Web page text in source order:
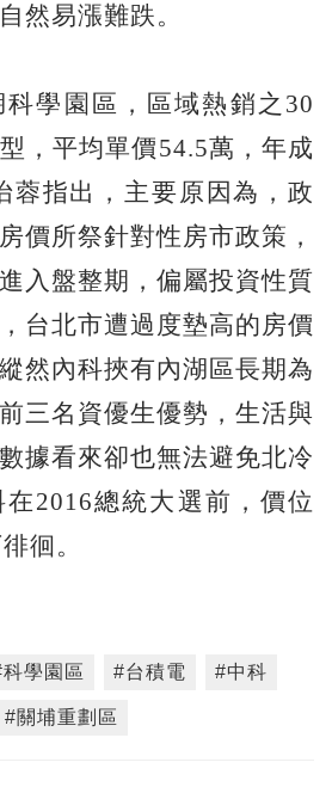
然易漲難跌。
科學園區，區域熱銷之30
，平均單價54.5萬，年成
蓉指出，主要原因為，政
價所祭針對性房市政策，
入盤整期，偏屬投資性質
台北市遭過度墊高的房價
然內科挾有內湖區長期為
三名資優生優勢，生活與
據看來卻也無法避免北冷
2016總統大選前，價位
徊。
學園區 #台積電 #中科
#關埔重劃區